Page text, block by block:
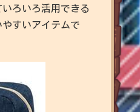
ろいろ活用できる
すいアイテムで